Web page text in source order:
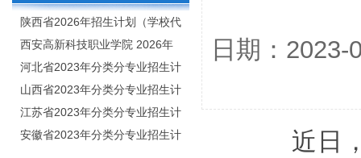
陕西省2026年招生计划（学校代
码：8103）
西安高新科技职业学院 2026年
招生章程
河北省2023年分类分专业招生计
划（院校代号：1889）
山西省2023年分类分专业招生计
划（院校代号：5560）
江苏省2023年分类分专业招生计
划（院校代号：8931）
安徽省2023年分类分专业招生计
日期：
近日